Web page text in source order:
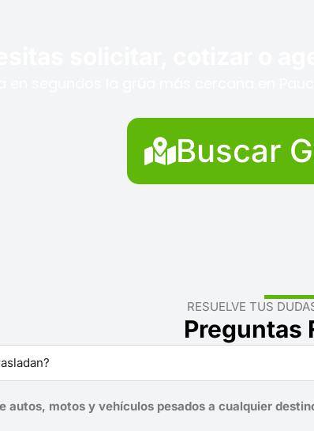
Buscar
RESUELVE TUS
Preguntas
autos, motos y vehículos pesados a cualquier